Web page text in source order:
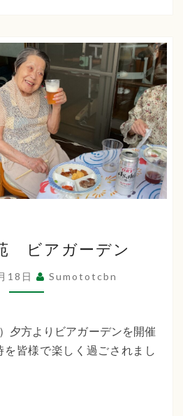
ス
け
ぼ
の
ビ
ア
ビアガーデン
18日 Sumototcbn
夕方よりビアガーデンを開催
を皆様で楽しく過ごされまし